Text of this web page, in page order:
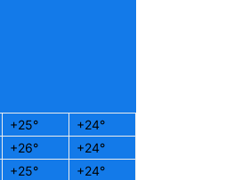
+25° +24°
+26° +24°
+25° +24°